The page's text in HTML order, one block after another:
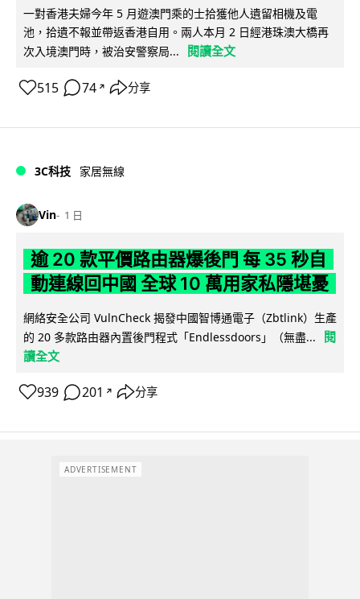
一對香港夫婦今年 5 月遊澳門乘的士拾獲他人遺留相機及電
池，拾遺不報並帶返香港自用。兩人本月 2 日經港珠澳大橋再
次入境澳門時，被治安警察局...
閱讀全文
515 74 ↗ 分享
3C科技 家居無線
Vin 1 日
逾 20 款平價路由器爆後門 每 35 秒自
動連線回中國 全球 10 萬用家私隱堪憂
網絡安全公司 VulnCheck 揭發中國智博通電子（Zbtlink）生產
的 20 多款路由器內置後門程式「Endlessdoors」（無盡...
閱
讀全文
939 201 ↗ 分享
ADVERTISEMENT